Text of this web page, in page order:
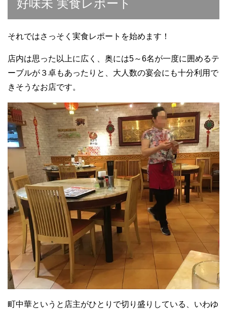
好味未 実食レポート
それではさっそく実食レポートを始めます！
店内は思った以上に広く、奥には5～6名が一度に囲めるテ
ーブルが３卓もあったりと、大人数の宴会にも十分利用で
きそうなお店です。
町中華というと店主がひとりで切り盛りしている、いわゆ